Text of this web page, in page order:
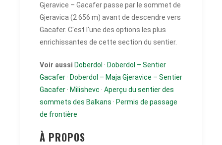
Gjeravice – Gacafer passe par le sommet de
Gjeravica (2 656 m) avant de descendre vers
Gacafer. C'est l'une des options les plus
enrichissantes de cette section du sentier.
Voir aussi Doberdol · Doberdol – Sentier
Gacafer · Doberdol – Maja Gjeravice – Sentier
Gacafer · Milishevc · Aperçu du sentier des
sommets des Balkans · Permis de passage
de frontière
À PROPOS